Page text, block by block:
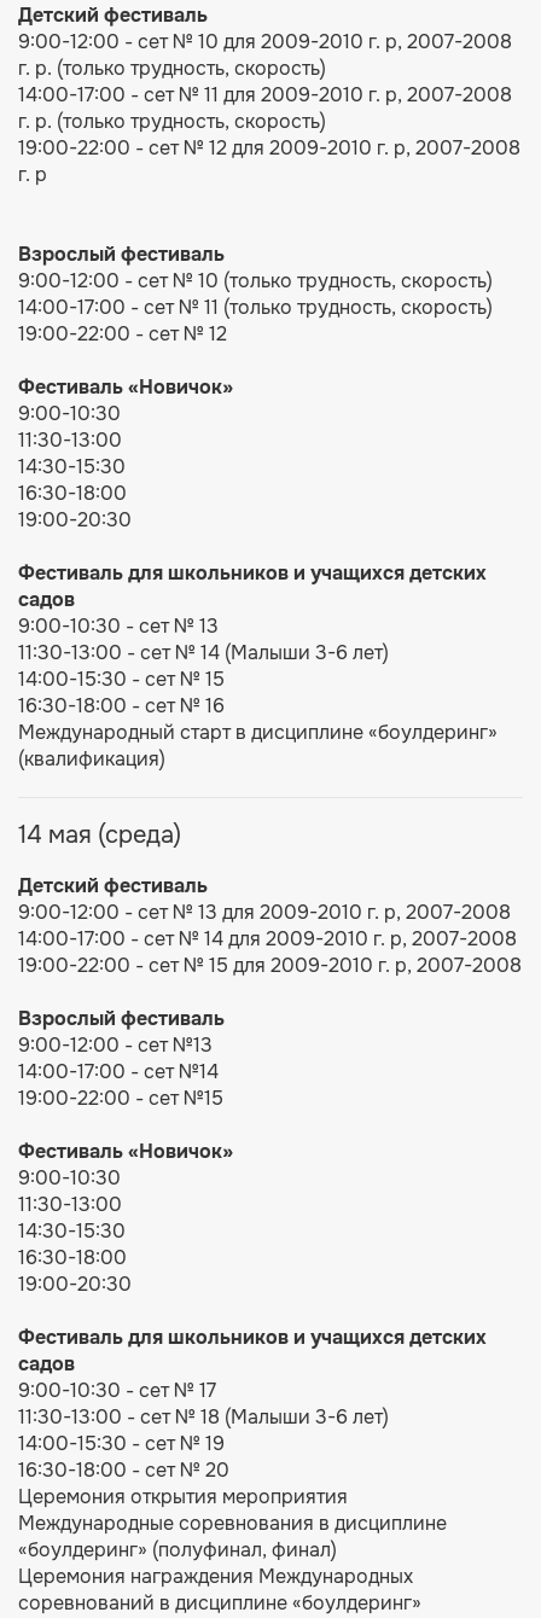
Детский фестиваль
9:00-12:00 - сет № 10 для 2009-2010 г. р, 2007-2008
г. р. (только трудность, скорость)
14:00-17:00 - сет № 11 для 2009-2010 г. р, 2007-2008
г. р. (только трудность, скорость)
19:00-22:00 - сет № 12 для 2009-2010 г. р, 2007-2008
г. р
Взрослый фестиваль
9:00-12:00 - сет № 10 (только трудность, скорость)
14:00-17:00 - сет № 11 (только трудность, скорость)
19:00-22:00 - сет № 12
Фестиваль«Новичок»
9:00-10:30
11:30-13:00
14:30-15:30
16:30-18:00
19:00-20:30
Фестиваль для школьников и учащихся детских
садов
9:00-10:30 - сет № 13
11:30-13:00 - сет № 14 (Малыши 3-6 лет)
14:00-15:30 - сет № 15
16:30-18:00 - сет № 16
Международный старт в дисциплине «боулдеринг»
(квалификация)
14 мая (среда)
Детский фестиваль
9:00-12:00 - сет № 13 для 2009-2010 г. р, 2007-2008
14:00-17:00 - сет № 14 для 2009-2010 г. р, 2007-2008
19:00-22:00 - сет № 15 для 2009-2010 г. р, 2007-2008
Взрослый фестиваль
9:00-12:00 - сет №13
14:00-17:00 - сет №14
19:00-22:00 - сет №15
Фестиваль«Новичок»
9:00-10:30
11:30-13:00
14:30-15:30
16:30-18:00
19:00-20:30
Фестиваль для школьников и учащихся детских
садов
9:00-10:30 - сет № 17
11:30-13:00 - сет № 18 (Малыши 3-6 лет)
14:00-15:30 - сет № 19
16:30-18:00 - сет № 20
Церемония открытия мероприятия
Международные соревнования в дисциплине
«боулдеринг» (полуфинал, финал)
Церемония награждения Международных
соревнований в дисциплине «боулдеринг»